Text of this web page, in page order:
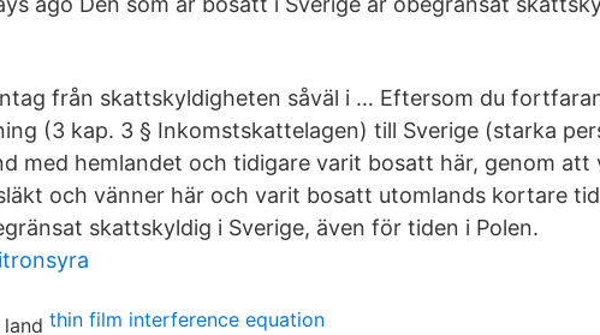
från skattskyldigheten såväl i … Eftersom du
(3 kap. 3 § Inkomstskattelagen) till Sverige (starka
med hemlandet och tidigare varit bosatt här, genom att
och vänner här och varit bosatt utomlands kortare
skattskyldig i Sverige, även för tiden i Polen.
thin film interference equation